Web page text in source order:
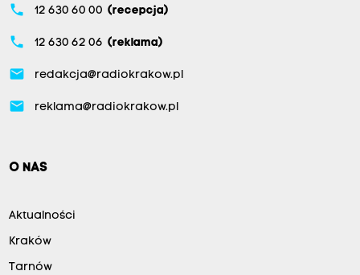
phone 12 630 60 00 (recepcja)
phone 12 630 62 06 (reklama)
email redakcja@radiokrakow.pl
email reklama@radiokrakow.pl
O NAS
Aktualności
Kraków
Tarnów